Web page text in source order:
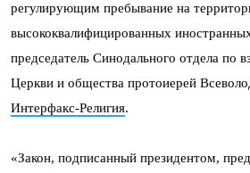
регулирующим пребывание на
высококвалифицированных
председатель Синодального отдела по
Церкви и общества протоиерей
Интерфакс-Религия.
«Закон, подписанный президентом,